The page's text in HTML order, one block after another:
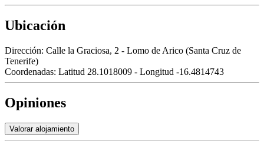
Ubicación
Dirección: Calle la Graciosa, 2 - Lomo de Arico (Santa Cruz de
Tenerife)
Coordenadas: Latitud 28.1018009 - Longitud -16.4814743
Opiniones
Valorar alojamiento